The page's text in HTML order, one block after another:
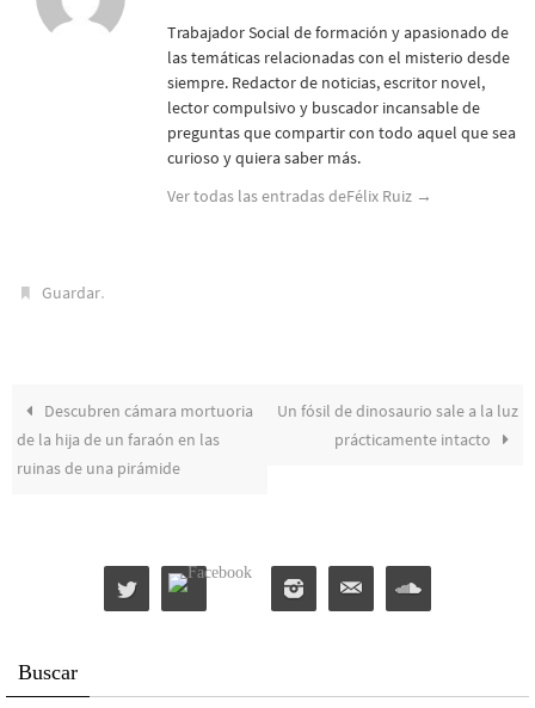
Trabajador Social de formación y apasionado de
las temáticas relacionadas con el misterio desde
siempre. Redactor de noticias, escritor novel,
lector compulsivo y buscador incansable de
preguntas que compartir con todo aquel que sea
curioso y quiera saber más.
Ver todas las entradas deFélix Ruiz →
Guardar.
Descubren cámara mortuoria
de la hija de un faraón en las
ruinas de una pirámide
Un fósil de dinosaurio sale a la luz
prácticamente intacto
Buscar